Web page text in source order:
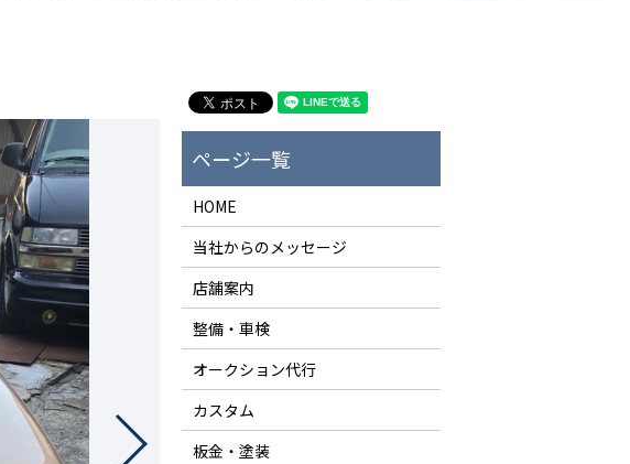
HOME
当社からのメッセージ
店舗案内
整備・車検
オークション代行
カスタム
板金・塗装